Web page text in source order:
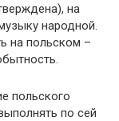
на
народной.
на польском –
польского
по сей